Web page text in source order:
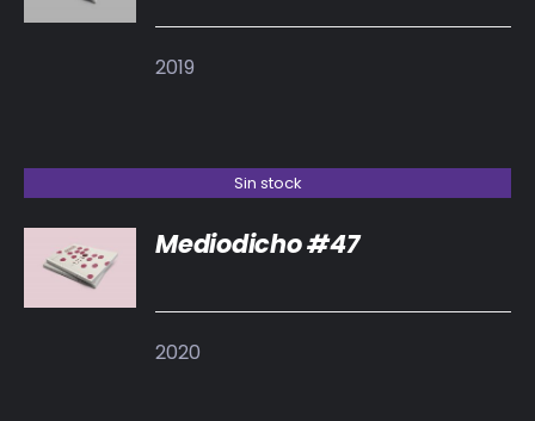
2019
Sin stock
DETALLES
Mediodicho #47
2020